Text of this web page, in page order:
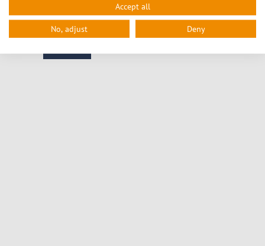
cookie consent for open street map is required ...
privacy policy
Accept all
No, adjust Deny